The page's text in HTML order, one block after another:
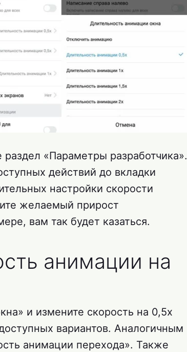
«Параметры разработчика».
действий до вкладки
настройки скорости
желаемый прирост
вам так будет казаться.
анимации на
и измените скорость на 0,5х
вариантов. Аналогичным
анимации перехода». Также